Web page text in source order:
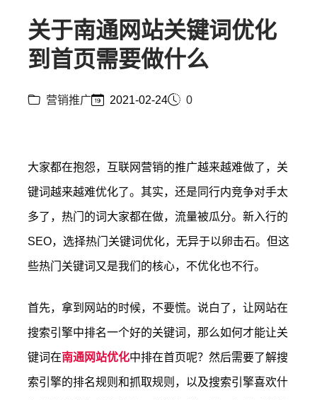
关于南通网站关键词优化
到首页需要做什么
营销推广 2021-02-24 0
大家都在抱怨，互联网营销的推广越来越难做了，关
键词越来越难优化了。其实，还是同行内竞争对手太
多了，热门的词大家都在做，流量被瓜分。新入行的
SEO，选择热门关键词优化，无异于以卵击石。但这
些热门关键词又是我们的核心，不优化也不行。
首先，拿到网站的时候，不要慌。说白了，让网站在
搜索引擎中排名一个好的关键词，那么如何才能让关
键词在南通网站优化中排在首页呢？然后需要了解搜
索引擎的排名规则和抓取规则，以及搜索引擎喜欢什